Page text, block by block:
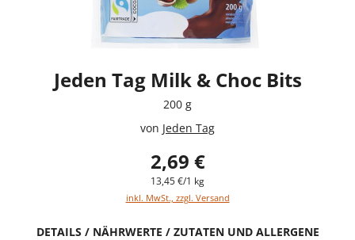
Jeden Tag Milk & Choc Bits
200 g
von Jeden Tag
2,69 €
13,45 €/1 kg
inkl. MwSt., zzgl. Versand
DETAILS / NÄHRWERTE / ZUTATEN UND ALLERGENE